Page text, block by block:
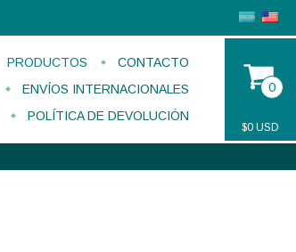
PRODUCTOS
CONTACTO
ENVÍOS INTERNACIONALES
POLÍTICA DE DEVOLUCIÓN
0
$0 USD